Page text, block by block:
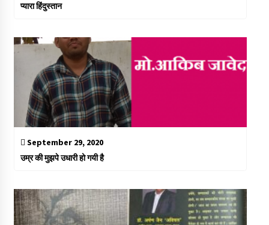
प्यारा हिंदुस्तान
September 29, 2020
उम्र की मुझपे उधारी हो गयी है